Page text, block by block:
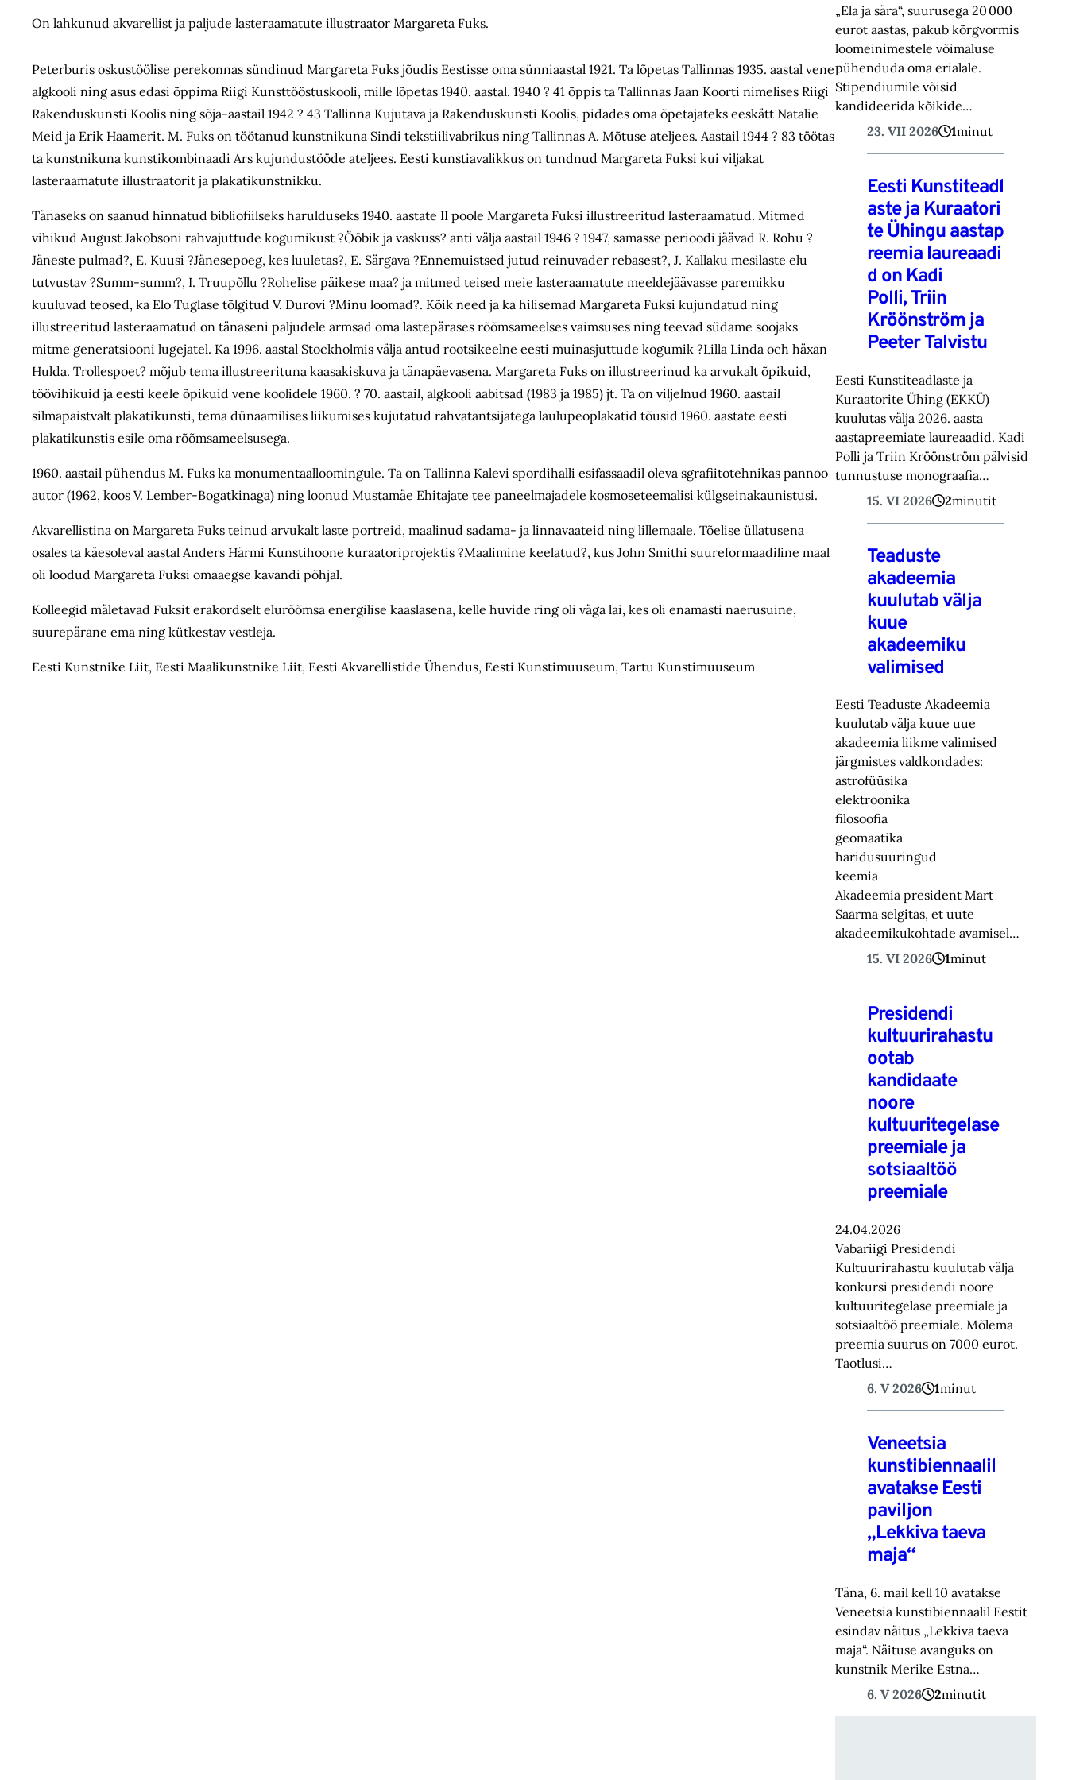
On lahkunud akvarellist ja paljude lasteraamatute illustraator Margareta Fuks.
Peterburis oskustöölise perekonnas sündinud Margareta Fuks jõudis Eestisse oma sünniaastal 1921. Ta lõpetas Tallinnas 1935. aastal vene
algkooli ning asus edasi õppima Riigi Kunsttööstuskooli, mille lõpetas 1940. aastal. 1940 ? 41 õppis ta Tallinnas Jaan Koorti nimelises Riigi
Rakenduskunsti Koolis ning sõja-aastail 1942 ? 43 Tallinna Kujutava ja Rakenduskunsti Koolis, pidades oma õpetajateks eeskätt Natalie
Meid ja Erik Haamerit. M. Fuks on töötanud kunstnikuna Sindi tekstiilivabrikus ning Tallinnas A. Mõtuse ateljees. Aastail 1944 ? 83 töötas
ta kunstnikuna kunstikombinaadi Ars kujundustööde ateljees. Eesti kunstiavalikkus on tundnud Margareta Fuksi kui viljakat
lasteraamatute illustraatorit ja plakatikunstnikku.
Tänaseks on saanud hinnatud bibliofiilseks harulduseks 1940. aastate II poole Margareta Fuksi illustreeritud lasteraamatud. Mitmed
vihikud August Jakobsoni rahvajuttude kogumikust ?Ööbik ja vaskuss? anti välja aastail 1946 ? 1947, samasse perioodi jäävad R. Rohu ?
Jäneste pulmad?, E. Kuusi ?Jänesepoeg, kes luuletas?, E. Särgava ?Ennemuistsed jutud reinuvader rebasest?, J. Kallaku mesilaste elu
tutvustav ?Summ-summ?, I. Truupõllu ?Rohelise päikese maa? ja mitmed teised meie lasteraamatute meeldejäävasse paremikku
kuuluvad teosed, ka Elo Tuglase tõlgitud V. Durovi ?Minu loomad?. Kõik need ja ka hilisemad Margareta Fuksi kujundatud ning
illustreeritud lasteraamatud on tänaseni paljudele armsad oma lastepärases rõõmsameelses vaimsuses ning teevad südame soojaks
mitme generatsiooni lugejatel. Ka 1996. aastal Stockholmis välja antud rootsikeelne eesti muinasjuttude kogumik ?Lilla Linda och häxan
Hulda. Trollespoet? mõjub tema illustreerituna kaasakiskuva ja tänapäevasena. Margareta Fuks on illustreerinud ka arvukalt õpikuid,
töövihikuid ja eesti keele õpikuid vene koolidele 1960. ? 70. aastail, algkooli aabitsad (1983 ja 1985) jt. Ta on viljelnud 1960. aastail
silmapaistvalt plakatikunsti, tema dünaamilises liikumises kujutatud rahvatantsijatega laulupeoplakatid tõusid 1960. aastate eesti
plakatikunstis esile oma rõõmsameelsusega.
1960. aastail pühendus M. Fuks ka monumentaalloomingule. Ta on Tallinna Kalevi spordihalli esifassaadil oleva sgrafiitotehnikas pannoo
autor (1962, koos V. Lember-Bogatkinaga) ning loonud Mustamäe Ehitajate tee paneelmajadele kosmoseteemalisi külgseinakaunistusi.
Akvarellistina on Margareta Fuks teinud arvukalt laste portreid, maalinud sadama- ja linnavaateid ning lillemaale. Tõelise üllatusena
osales ta käesoleval aastal Anders Härmi Kunstihoone kuraatoriprojektis ?Maalimine keelatud?, kus John Smithi suureformaadiline maal
oli loodud Margareta Fuksi omaaegse kavandi põhjal.
Kolleegid mäletavad Fuksit erakordselt elurõõmsa energilise kaaslasena, kelle huvide ring oli väga lai, kes oli enamasti naerusuine,
suurepärane ema ning kütkestav vestleja.
Eesti Kunstnike Liit, Eesti Maali­kunstnike Liit, Eesti Akvarellistide Ühendus, Eesti Kunstimuuseum, Tartu Kunstimuuseum
„Ela ja sära“, suurusega 20 000
eurot aastas, pakub kõrgvormis
loomeinimestele võimaluse
pühenduda oma erialale.
Stipendiumile võisid
kandideerida kõikide…
23. VII 2026
1minut
Eesti Kunstiteadl
aste ja Kuraatori
te Ühingu aastap
reemia laureaadi
d on Kadi
Polli, Triin
Kröönström ja
Peeter Talvistu
Eesti Kunstiteadlaste ja
Kuraatorite Ühing (EKKÜ)
kuulutas välja 2026. aasta
aastapreemiate laureaadid. Kadi
Polli ja Triin Kröönström pälvisid
tunnustuse monograafia…
15. VI 2026
2minutit
Teaduste
akadeemia
kuulutab välja
kuue
akadeemiku
valimised
Eesti Teaduste Akadeemia
kuulutab välja kuue uue
akadeemia liikme valimised
järgmistes valdkondades:
astrofüüsika
elektroonika
filosoofia
geomaatika
haridusuuringud
keemia
Akadeemia president Mart
Saarma selgitas, et uute
akadeemikukohtade avamisel…
15. VI 2026
1minut
Presidendi
kultuurirahastu
ootab
kandidaate
noore
kultuuritegelase
preemiale ja
sotsiaaltöö
preemiale
24.04.2026
Vabariigi Presidendi
Kultuurirahastu kuulutab välja
konkursi presidendi noore
kultuuritegelase preemiale ja
sotsiaaltöö preemiale. Mõlema
preemia suurus on 7000 eurot.
Taotlusi…
6. V 2026
1minut
Veneetsia
kunstibiennaalil
avatakse Eesti
paviljon
„Lekkiva taeva
maja“
Täna, 6. mail kell 10 avatakse
Veneetsia kunstibiennaalil Eestit
esindav näitus „Lekkiva taeva
maja“. Näituse avanguks on
kunstnik Merike Estna…
6. V 2026
2minutit